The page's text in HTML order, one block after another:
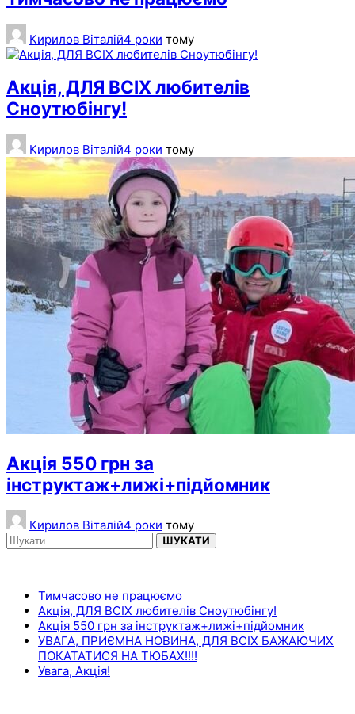
Кирилов Віталій4 роки тому
Акція, ДЛЯ ВСІХ любителів
Сноутюбінгу!
Кирилов Віталій4 роки тому
Акція 550 грн за
інструктаж+лижі+підйомник
Кирилов Віталій4 роки тому
ШУКАТИ
Тимчасово не працюємо
Акція, ДЛЯ ВСІХ любителів Сноутюбінгу!
Акція 550 грн за інструктаж+лижі+підйомник
УВАГА, ПРИЄМНА НОВИНА, ДЛЯ ВСІХ БАЖАЮЧИХ
ПОКАТАТИСЯ НА ТЮБАХ!!!!
Увага, Акція!